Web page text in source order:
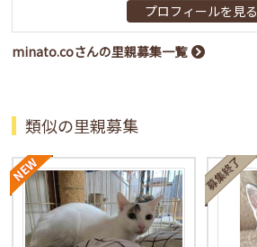
プロフィールを見る
minato.coさんの里親募集一覧
類似の里親募集